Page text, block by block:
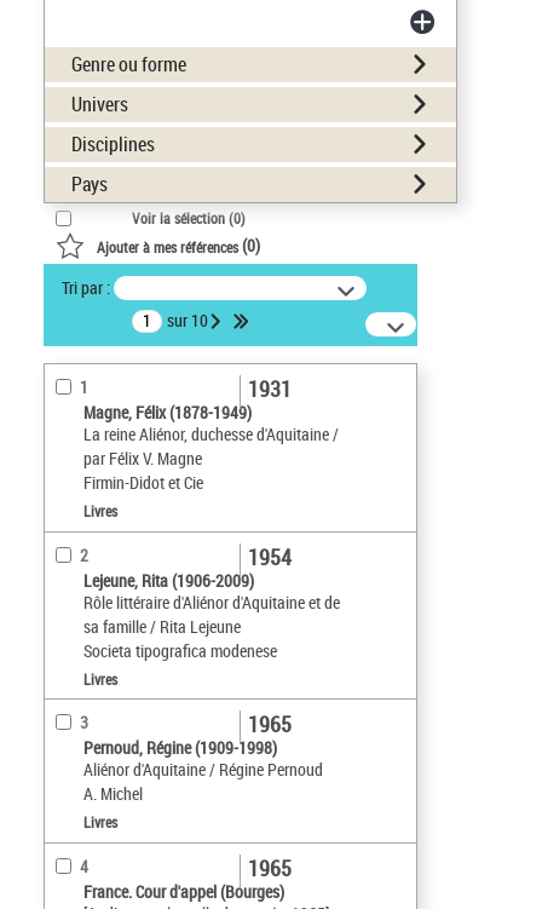
Genre ou forme
Univers
Disciplines
Pays
Voir la sélection (0)
Ajouter à mes références(0)
Tri par :
sur 10
1
Magne, Félix (1878-1949)
La reine Aliénor, duchesse d'Aquitaine /
par Félix V. Magne
Firmin-Didot et Cie
1931
Livres
2
Lejeune, Rita (1906-2009)
Rôle littéraire d'Aliénor d'Aquitaine et de
sa famille / Rita Lejeune
Societa tipografica modenese
1954
Livres
3
Pernoud, Régine (1909-1998)
Aliénor d'Aquitaine / Régine Pernoud
A. Michel
1965
Livres
4
France. Cour d'appel (Bourges)
1965